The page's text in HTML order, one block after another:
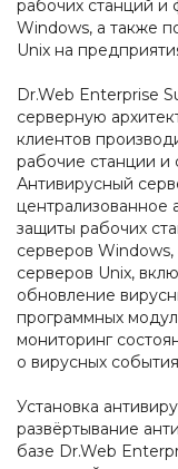
рабочих станций и
Windows, а также
Unix на
Dr.Web Enterprise
серверную
клиентов
рабочие станции и
Антивирусный
централизованное
защиты рабочих
серверов
серверов Unix,
обновление
программных
мониторинг
о вирусных
Установка
развёртывание
базе Dr.Web